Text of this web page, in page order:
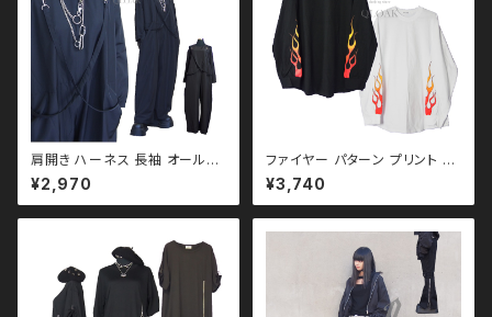
肩開き ハーネス 長袖 オールイ
ンワン qse110005 大きい
サイズ ユニセックス ビッグシル
エット オーバーサイズ モノトー
ド 系 ゴス ゴシック ゴスロリ パ
ンク ロック Ｖ 系 韓国ファッショ
ン ストリート系 原宿 個性的 dr
ughoney ドラッグハニー drug
honey
¥2,970
ファイヤー パターン プリント ロ
ンT メンズサイズ ユニセック
ス ビッグシルエット オーバーサ
イズ ロングアーム ドロップショ
¥3,740